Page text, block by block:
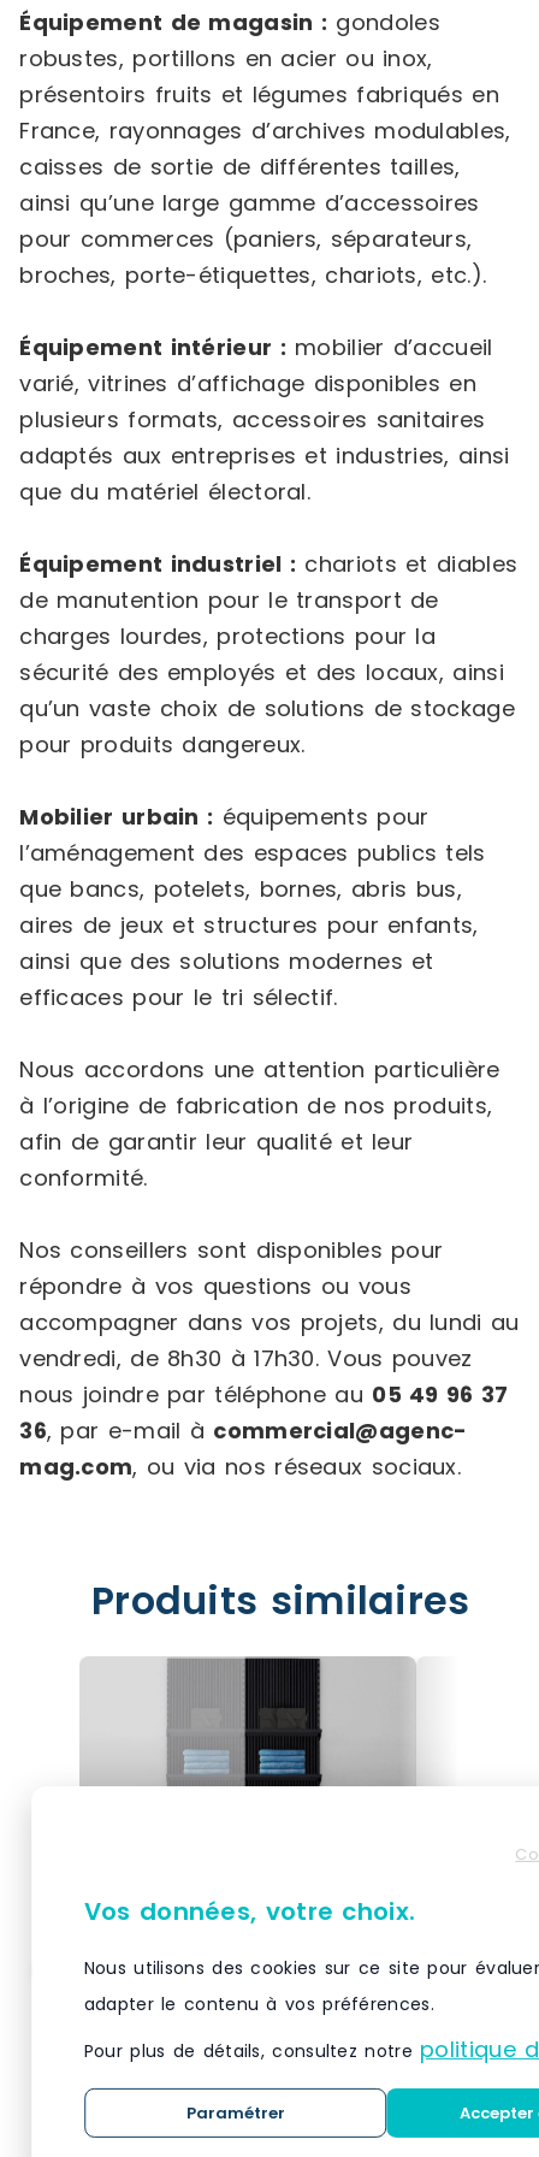
Équipement de magasin : gondoles
robustes, portillons en acier ou inox,
présentoirs fruits et légumes fabriqués en
France, rayonnages d’archives modulables,
caisses de sortie de différentes tailles,
ainsi qu’une large gamme d’accessoires
pour commerces (paniers, séparateurs,
broches, porte-étiquettes, chariots, etc.).
Équipement intérieur : mobilier d’accueil
varié, vitrines d’affichage disponibles en
plusieurs formats, accessoires sanitaires
adaptés aux entreprises et industries, ainsi
que du matériel électoral.
Équipement industriel : chariots et diables
de manutention pour le transport de
charges lourdes, protections pour la
sécurité des employés et des locaux, ainsi
qu’un vaste choix de solutions de stockage
pour produits dangereux.
Mobilier urbain : équipements pour
l’aménagement des espaces publics tels
que bancs, potelets, bornes, abris bus,
aires de jeux et structures pour enfants,
ainsi que des solutions modernes et
efficaces pour le tri sélectif.
Nous accordons une attention particulière
à l’origine de fabrication de nos produits,
afin de garantir leur qualité et leur
conformité.
Nos conseillers sont disponibles pour
répondre à vos questions ou vous
accompagner dans vos projets, du lundi au
vendredi, de 8h30 à 17h30. Vous pouvez
nous joindre par téléphone au 05 49 96 37
36, par e-mail à commercial@agenc-
mag.com, ou via nos réseaux sociaux.
Produits similaires
noir/noir 5 tablettes
L60xH240cm
départ Vertigo coordonné : une
départ
solution
Vos données, votre choix.
Nous utilisons des cookies sur ce site pour
adapter le contenu à vos préférences.
Pour plus de détails, consultez notre politique
Paramétrer